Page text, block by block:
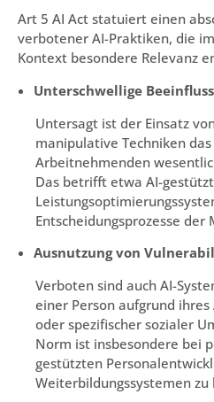
Art 5 AI Act statuiert einen
verbotener AI-Praktiken, die
Kontext besondere Relevanz
Unterschwellige
Untersagt ist der Einsatz
manipulative Techniken
Arbeitnehmenden
Das betrifft etwa AI-
Entscheidungsprozesse
Ausnutzung von
Verboten sind auch AI-
einer Person aufgrund
oder spezifischer sozialer
Norm ist insbesondere bei
gestützten
Weiterbildungssystemen zu